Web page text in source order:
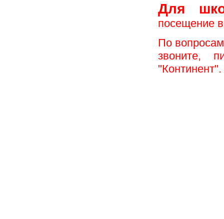
Для
посещение
По
звоните,